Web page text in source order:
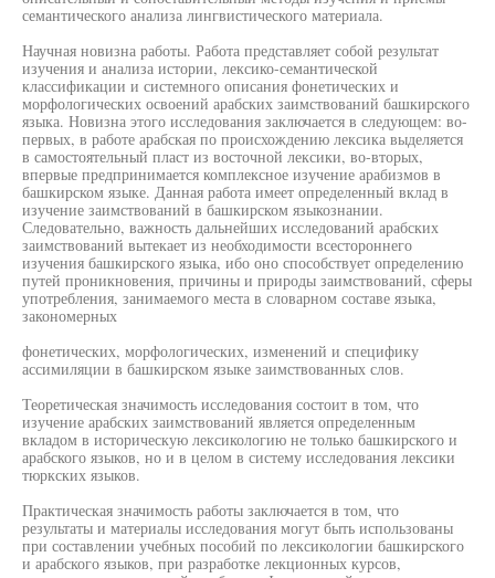
семантического анализа лингвистического материала.
Научная новизна работы. Работа представляет собой результат
изучения и анализа истории, лексико-семантической
классификации и системного описания фонетических и
морфологических освоений арабских заимствований башкирского
языка. Новизна этого исследования заключается в следующем: во-
первых, в работе арабская по происхождению лексика выделяется
в самостоятельный пласт из восточной лексики, во-вторых,
впервые предпринимается комплексное изучение арабизмов в
башкирском языке. Данная работа имеет определенный вклад в
изучение заимствований в башкирском языкознании.
Следовательно, важность дальнейших исследований арабских
заимствований вытекает из необходимости всестороннего
изучения башкирского языка, ибо оно способствует определению
путей проникновения, причины и природы заимствований, сферы
употребления, занимаемого места в словарном составе языка,
закономерных
фонетических, морфологических, изменений и специфику
ассимиляции в башкирском языке заимствованных слов.
Теоретическая значимость исследования состоит в том, что
изучение арабских заимствований является определенным
вкладом в историческую лексикологию не только башкирского и
арабского языков, но и в целом в систему исследования лексики
тюркских языков.
Практическая значимость работы заключается в том, что
результаты и материалы исследования могут быть использованы
при составлении учебных пособий по лексикологии башкирского
и арабского языков, при разработке лекционных курсов,